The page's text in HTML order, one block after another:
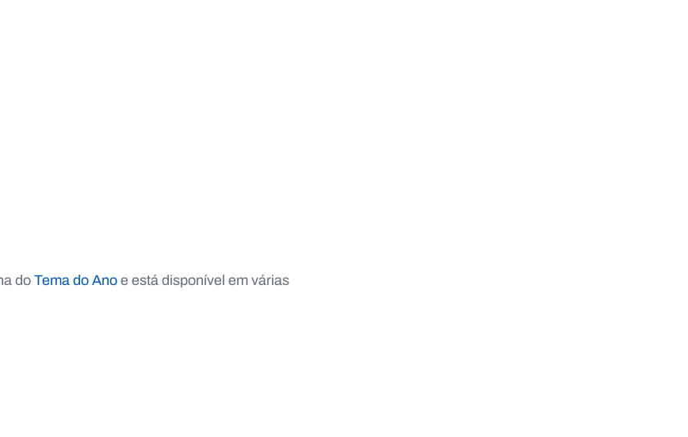
doTema do Anoe está disponível em várias